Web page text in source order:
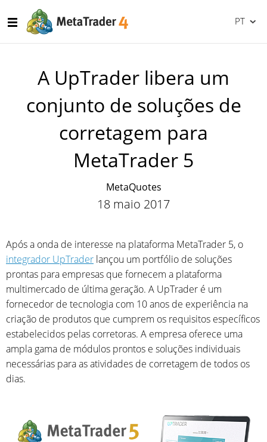
PT
A UpTrader libera um
conjunto de soluções de
corretagem para
MetaTrader 5
MetaQuotes
18 maio 2017
Após a onda de interesse na plataforma MetaTrader 5, o
integrador UpTrader lançou um portfólio de soluções
prontas para empresas que fornecem a plataforma
multimercado de última geração. A UpTrader é um
fornecedor de tecnologia com 10 anos de experiência na
criação de produtos que cumprem os requisitos específicos
estabelecidos pelas corretoras. A empresa oferece uma
ampla gama de módulos prontos e soluções individuais
necessárias para as atividades de corretagem de todos os
dias.